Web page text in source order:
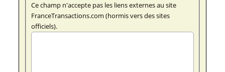
Ce champ n'accepte pas les liens externes au site
FranceTransactions.com (hormis vers des sites
officiels).